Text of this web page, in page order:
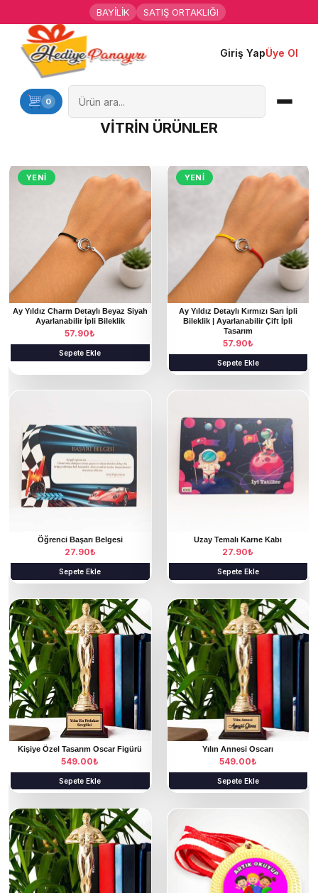
BAYİLİK SATIŞ ORTAKLIĞI
Giriş YapÜye Ol
0
Ana Sayfa
Kişiye Özel Hediyeler
Mesleklere Özel Hediyeler
Özel Günler
Öğrenci Motivasyon Hediyeleri
Yaka Rozeti
Farklı Hediyeler
VİTRİN ÜRÜNLER
YENI
Ay Yıldız Charm Detaylı Beyaz Siyah
Ayarlanabilir İpli Bileklik
57.90₺
Sepete Ekle
YENI
Ay Yıldız Detaylı Kırmızı Sarı İpli
Bileklik | Ayarlanabilir Çift İpli
Tasarım
57.90₺
Sepete Ekle
Öğrenci Başarı Belgesi
27.90₺
Sepete Ekle
Uzay Temalı Karne Kabı
27.90₺
Sepete Ekle
Kişiye Özel Tasarım Oscar Figürü
549.00₺
Sepete Ekle
Yılın Annesi Oscarı
549.00₺
Sepete Ekle